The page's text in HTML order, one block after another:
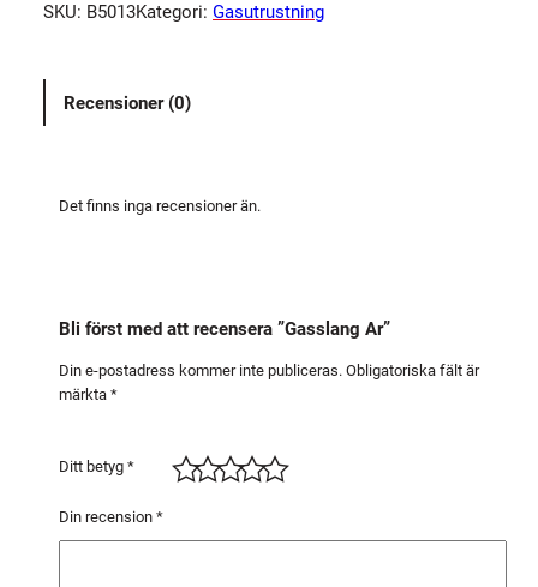
l
n
SKU: B5013Kategori: Gasutrustning
Recensioner (0)
Det finns inga recensioner än.
Bli först med att recensera ”Gasslang Ar”
Din e-postadress kommer inte publiceras. Obligatoriska fält är
märkta *
Ditt betyg *
Din recension *